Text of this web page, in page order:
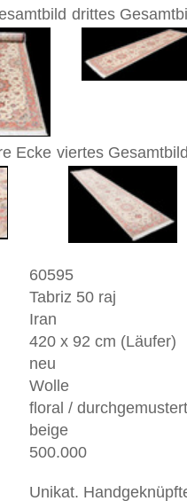
orientalischer Teppich
aus Wolle
1.930.000 Knoten. Erfahrene
dieses Teppichs
Werktage.
Irans. Der Name wird
der Flüsse" übersetzt wird und
Quellen. Nach der
ca. im Jahre 800 gegründet.
Produktionszentrum des Landes.
Iran geknüpft werden. "Raj"
Zur Feststellung der Feinheit
innerhalb von 7 cm (entspricht
also, dass auf 7 cm 50
somit eine Feinheit von
neue und antike Orientteppiche -